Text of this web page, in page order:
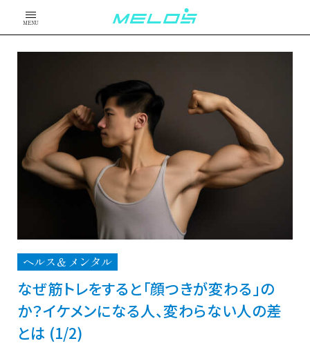
MENU
ヘルス＆メンタル
なぜ筋トレをすると「顔つきが変わる」の
か？イケメンになる人、変わらない人の差
とは (1/2)